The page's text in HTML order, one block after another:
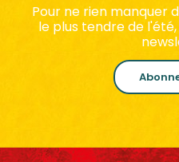
Pour ne rien manquer
le plus tendre de